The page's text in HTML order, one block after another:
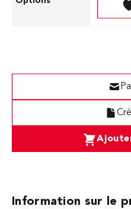
Information sur le